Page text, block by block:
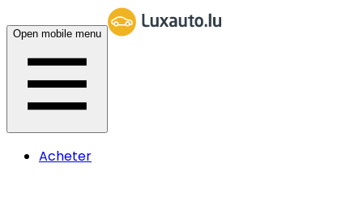
Open mobile menu
Acheter